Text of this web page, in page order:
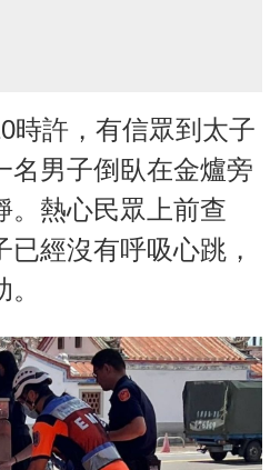
時許，有信眾到太子
名男子倒臥在金爐旁
。熱心民眾上前查
經沒有呼吸心跳，